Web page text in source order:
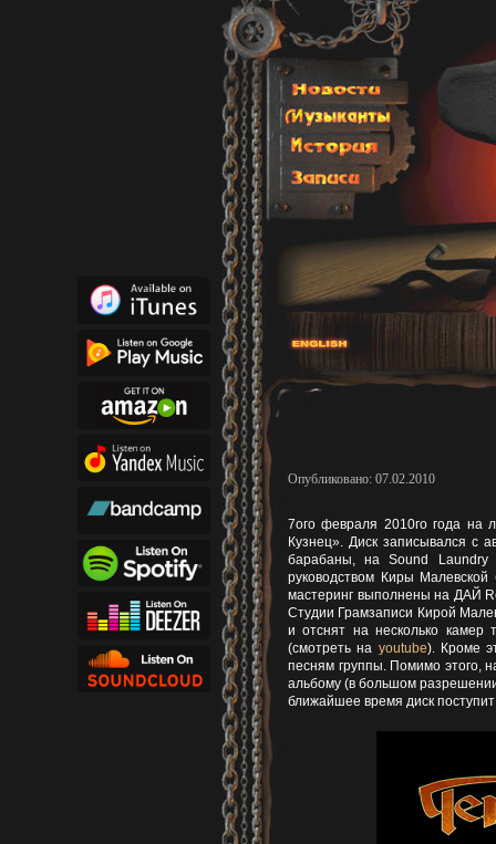
Опубликовано: 07.02.2010
7ого февраля 2010го года на
Кузнец». Диск записывался с
барабаны, на Sound Laundry
руководством Киры
мастеринг выполнены на ДАЙ
Студии Грамзаписи Кирой
и отснят на несколько камер
(смотреть на youtube). Кроме
песням группы. Помимо этого,
альбому (в большом
ближайшее время диск